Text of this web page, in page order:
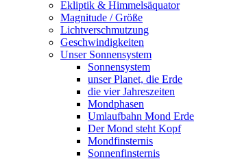
Ekliptik & Himmelsäquator
Magnitude / Größe
Lichtverschmutzung
Geschwindigkeiten
Unser Sonnensystem
Sonnensystem
unser Planet, die Erde
die vier Jahreszeiten
Mondphasen
Umlaufbahn Mond Erde
Der Mond steht Kopf
Mondfinsternis
Sonnenfinsternis